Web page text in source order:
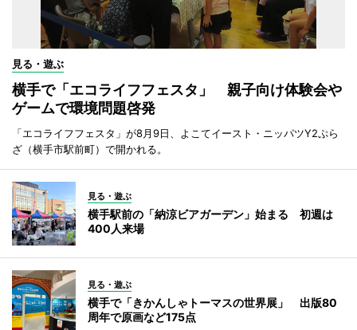
見る・遊ぶ
横手で「エコライフフェスタ」 親子向け体験会や
ゲームで環境問題啓発
「エコライフフェスタ」が8月9日、よこてイースト・ニッパツY2ぷら
ざ（横手市駅前町）で開かれる。
見る・遊ぶ
横手駅前の「納涼ビアガーデン」始まる 初週は
400人来場
見る・遊ぶ
横手で「きかんしゃトーマスの世界展」 出版80
周年で原画など175点